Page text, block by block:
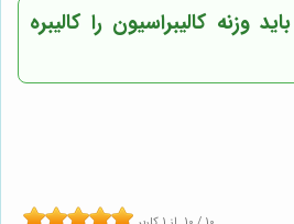
وزنه کالیبراسیون را کالیبره